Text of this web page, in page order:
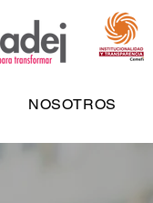
NOSOTROS